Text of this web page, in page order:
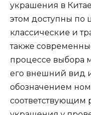
украшения в
этом доступны по
классические и
также
процессе выбора
его внешний вид
обозначением
соответствующим